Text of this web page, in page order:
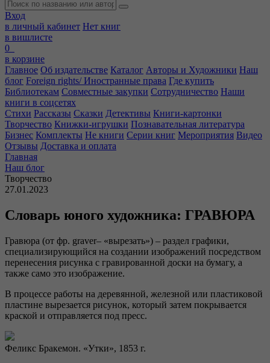
Вход
в личный кабинет Нет книг
в вишлисте
0
в корзине
Главное Об издательстве Каталог Авторы и Художники Наш
блог Foreign rights/ Иностранные права Где купить
Библиотекам Совместные закупки Сотрудничество Наши
книги в соцсетях
Стихи Рассказы Сказки Детективы Книги-картонки
Творчество Книжки-игрушки Познавательная литература
Бизнес Комплекты Не книги Серии книг Мероприятия Видео
Отзывы Доставка и оплата
Главная
Наш блог
Творчество
27.01.2023
Словарь юного художника: ГРАВЮРА
Гравюра (от фр. graver– «вырезать») – раздел графики,
специализирующийся на создании изображений посредством
перенесения рисунка с гравированной доски на бумагу, а
также само это изображение.
В процессе работы на деревянной, железной или пластиковой
пластине вырезается рисунок, который затем покрывается
краской и отправляется под пресс.
Феликс Бракемон. «Утки», 1853 г.